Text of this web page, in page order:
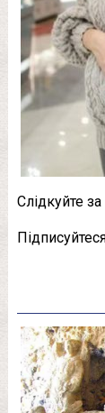
Слідкуйте